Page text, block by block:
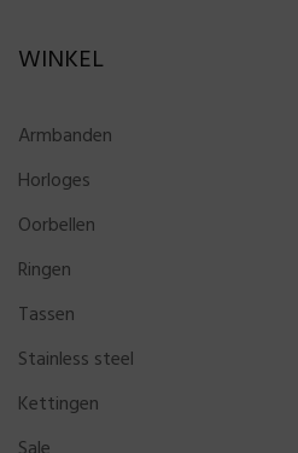
WINKEL
Armbanden
Horloges
Oorbellen
Ringen
Tassen
Stainless steel
Kettingen